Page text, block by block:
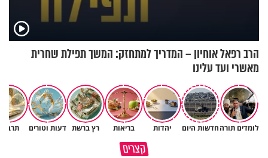
הרב רפאל אוחיון – המדריך למתחזק: המשך תפילת שחרית
מאשרי ועד עלינו
לומדים תורהחדשות היום יהדות בריאות רץ ברשת דעות וטורים
קצרים
הבן שלך לא מרגיש כלום, אין לך
סגולה שתעזור לכם למתן את